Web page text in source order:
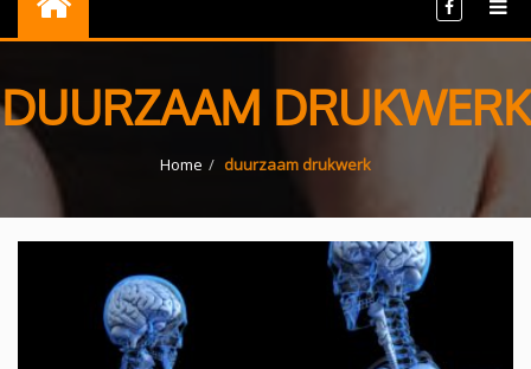
DUURZAAM DRUKWERK
Home duurzaam drukwerk